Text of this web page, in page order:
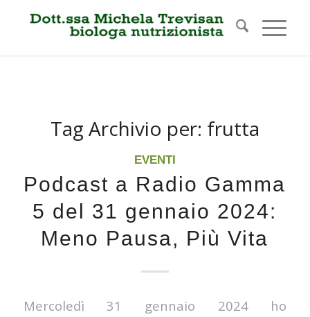
Tag Archivio per: frutta
EVENTI
Podcast a Radio Gamma
5 del 31 gennaio 2024:
Meno Pausa, Più Vita
Mercoledì 31 gennaio 2024 ho